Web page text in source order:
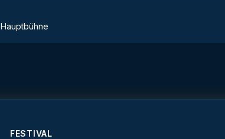
Hauptbühne
FESTIVAL